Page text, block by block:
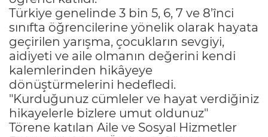
Türkiye genelinde 3 bin 5, 6, 7 ve 8’înci
sınıfta öğrencilerine yönelik olarak hayata
geçirilen yarışma, çocukların sevgiyi,
aidiyeti ve aile olmanın değerini kendi
kalemlerinden hikâyeye
dönüştürmelerini hedefledi.
"Kurduğunuz cümleler ve hayat verdiğiniz
hikayelerle bizlere umut oldunuz"
Törene katılan Aile ve Sosyal Hizmetler